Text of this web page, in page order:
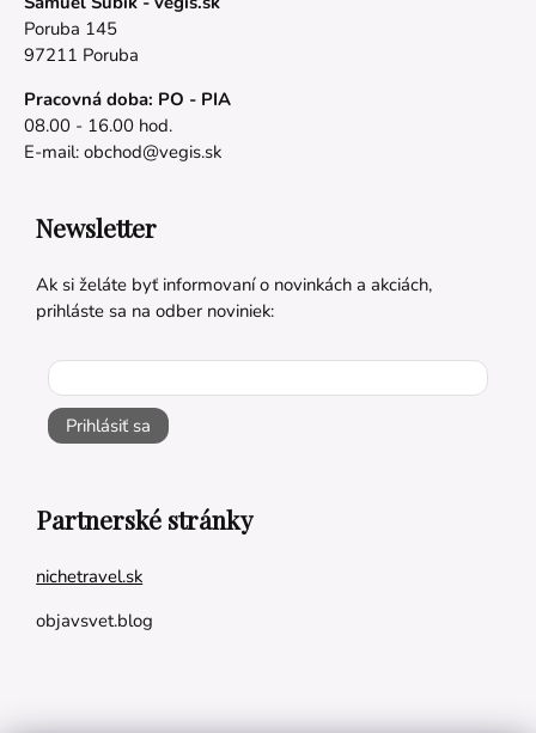
Poruba 145
97211 Poruba
Pracovná doba: PO - PIA
08.00 - 16.00 hod.
E-mail: obchod@vegis.sk
Newsletter
Ak si želáte byť informovaní o novinkách a akciách,
prihláste sa na odber noviniek:
Prihlásiť sa
Partnerské stránky
nichetravel.sk
objavsvet.blog